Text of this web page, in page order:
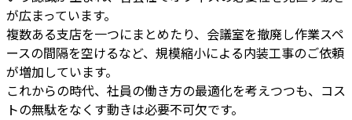
が広まっています。
複数ある支店を一つにまとめたり、会議室を撤廃し作業スペ
ースの間隔を空けるなど、規模縮小による内装工事のご依頼
が増加しています。
これからの時代、社員の働き方の最適化を考えつつも、コス
トの無駄をなくす動きは必要不可欠です。